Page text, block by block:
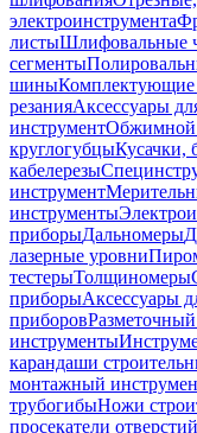
электроинструмента
листыШлифовальные
сегменты
шиныКомплектующие
резанияАксессуары
инструментОбжимной
круглогубцыКусачки,
кабелерезы
инструмент
инструменты
приборыДальномеры
лазерные уровни
тестерыТолщиномеры
приборыАксессуары
приборов
инструменты
карандаши
монтажный
трубогибыНожи
просекатели отверстий